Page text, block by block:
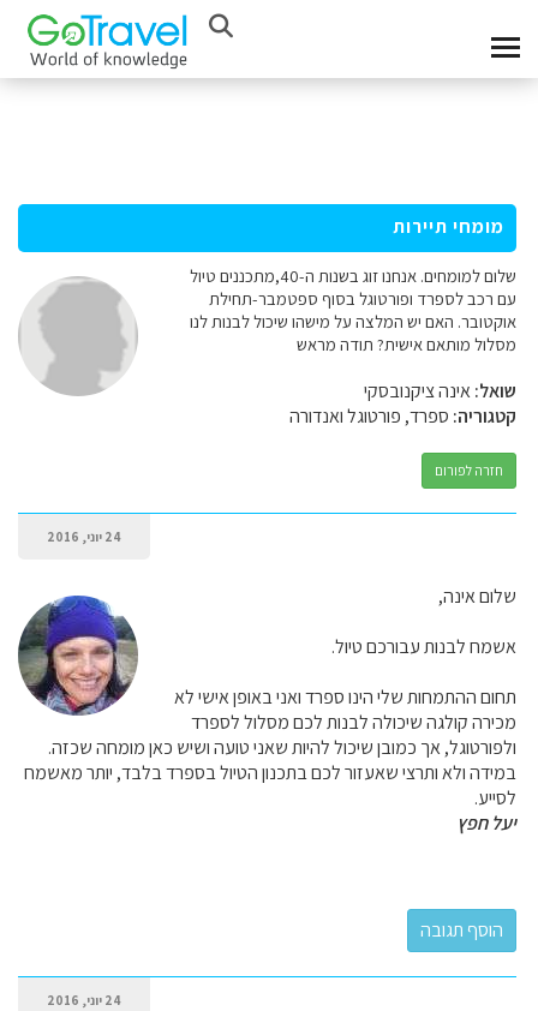
מומחי תיירות
שלום למומחים. אנחנו זוג בשנות ה-40,מתכננים טיול
עם רכב לספרד ופורטוגל בסוף ספטמבר-תחילת
אוקטובר. האם יש המלצה על מישהו שיכול לבנות לנו
מסלול מותאם אישית? תודה מראש
שואל:אינה ציקנובסקי
קטגוריה: ספרד, פורטוגל ואנדורה
חזרה לפורום
24 יוני, 2016
שלום אינה,
אשמח לבנות עבורכם טיול.
תחום ההתמחות שלי הינו ספרד ואני באופן אישי לא
מכירה קולגה שיכולה לבנות לכם מסלול לספרד
ולפורטוגל, אך כמובן שיכול להיות שאני טועה ושיש כאן מומחה שכזה.
במידה ולא ותרצי שאעזור לכם בתכנון הטיול בספרד בלבד, יותר מאשמח
לסייע.
יעל חפץ
24 יוני, 2016